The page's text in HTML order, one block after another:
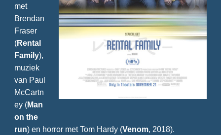
met
Brendan
Fraser
(Rental
Family),
muziek
van Paul
McCartn
ey (Man
on the
run) en horror met Tom Hardy (Venom, 2018).